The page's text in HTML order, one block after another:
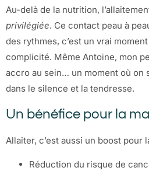
Au-delà de la nutrition,
privilégiée. Ce contact peau à
des rythmes, c’est un vrai
complicité. Même Antoine, mon
accro au sein… un moment où on
dans le silence et la tendresse.
Un bénéfice pour la
Allaiter, c’est aussi un boost pour
Réduction du risque de